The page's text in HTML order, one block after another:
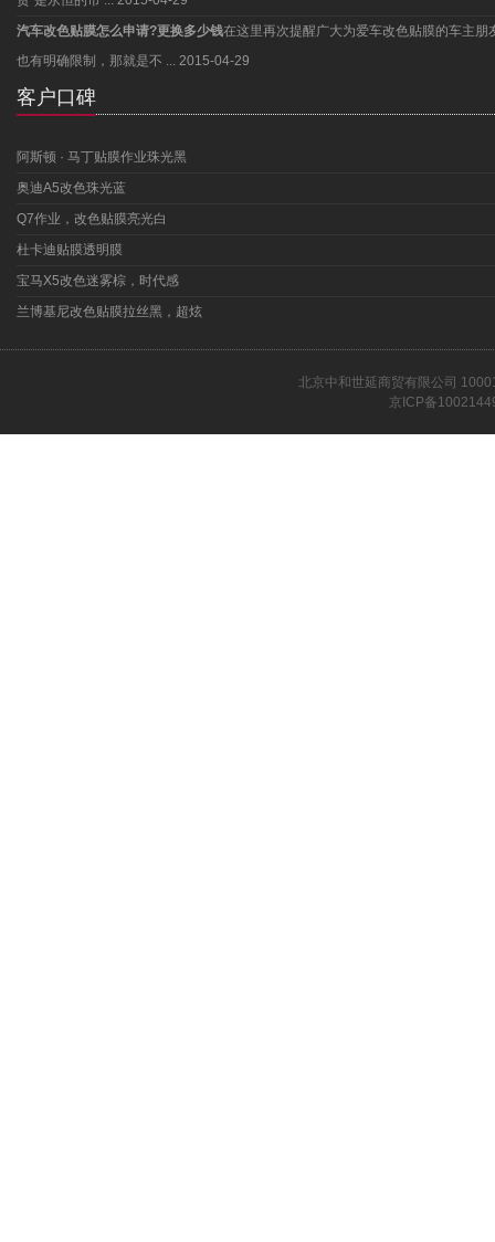
汽车改色贴膜怎么申请?更换多少钱在这里再次提醒广大为爱车改色贴膜的车主
也有明确限制，那就是不 ... 2015-04-29
客户口碑
阿斯顿 · 马丁贴膜作业珠光黑
奥迪A5改色珠光蓝
Q7作业，改色贴膜亮光白
杜卡迪贴膜透明膜
宝马X5改色迷雾棕，时代感
兰博基尼改色贴膜拉丝黑，超炫
北京中和世延商贸有限公司
京ICP备